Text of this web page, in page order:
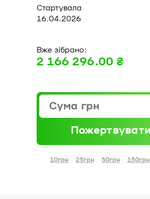
Стартувала
16.04.2026
Вже зібрано:
2 166 296.00 ₴
10грн 25грн 50грн 150грн